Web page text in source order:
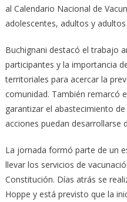
al Calendario Nacional de
adolescentes, adultos y
Buchignani destacó el trabajo
participantes y la importancia
territoriales para acercar la
comunidad. También remarcó
garantizar el abastecimiento
acciones puedan desarrollarse
La jornada formó parte de un
llevar los servicios de
Constitución. Días atrás se
Hoppe y está previsto que la